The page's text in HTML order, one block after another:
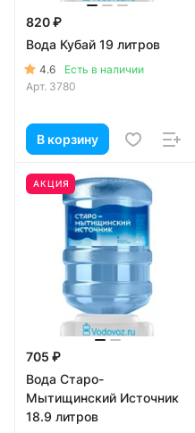
820 ₽
Вода Кубай 19 литров
4.6
Есть в наличии
Арт. 3780
В корзину
АКЦИЯ
705 ₽
Вода Старо-
Мытищинский Источник
18.9 литров